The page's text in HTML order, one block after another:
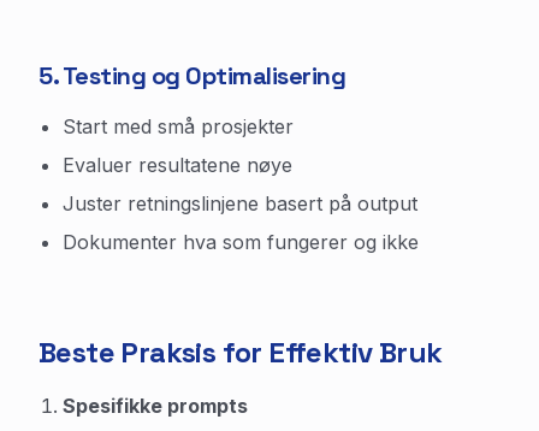
5. Testing og Optimalisering
Start med små prosjekter
Evaluer resultatene nøye
Juster retningslinjene basert på output
Dokumenter hva som fungerer og ikke
Beste Praksis for Effektiv Bruk
Spesifikke prompts